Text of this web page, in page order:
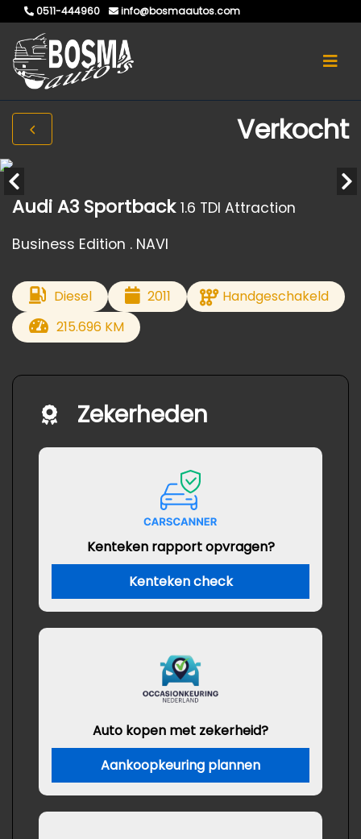
0511-444960 info@bosmaautos.com
Verkocht
Audi A3 Sportback 1.6 TDI Attraction
Business Edition . NAVI
Diesel 2011
Handgeschakeld
215.696 KM
Zekerheden
Kenteken rapport opvragen?
Kenteken check
Auto kopen met zekerheid?
Aankoopkeuring plannen